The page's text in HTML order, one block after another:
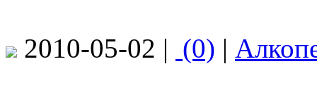
2010-05-02 | (0) |